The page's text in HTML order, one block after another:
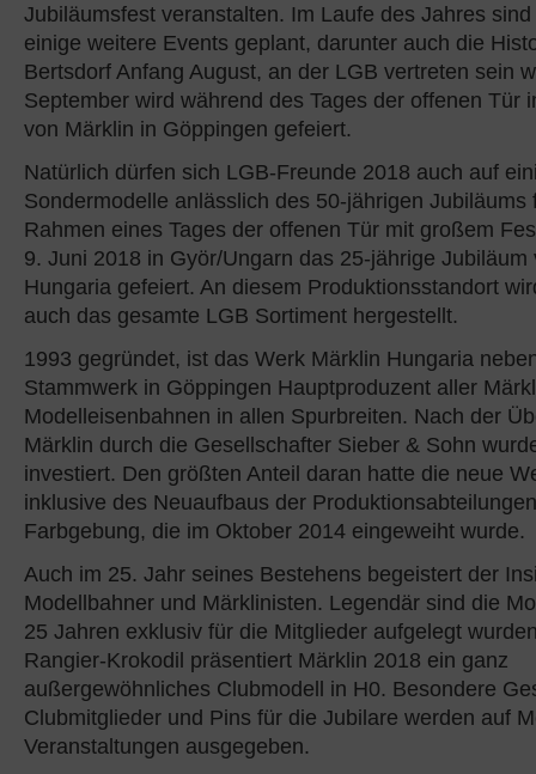
Jubiläumsfest veranstalten. Im Laufe des Jahres
einige weitere Events geplant, darunter auch die
Bertsdorf Anfang August, an der LGB vertreten sein
September wird während des Tages der offenen Tür
von Märklin in Göppingen gefeiert.
Natürlich dürfen sich LGB-Freunde 2018 auch auf
Sondermodelle anlässlich des 50-jährigen Jubiläums
Rahmen eines Tages der offenen Tür mit großem
9. Juni 2018 in Györ/Ungarn das 25-jährige Jubiläum
Hungaria gefeiert. An diesem Produktionsstandort
auch das gesamte LGB Sortiment hergestellt.
1993 gegründet, ist das Werk Märklin Hungaria
Stammwerk in Göppingen Hauptproduzent aller
Modelleisenbahnen in allen Spurbreiten. Nach der
Märklin durch die Gesellschafter Sieber & Sohn
investiert. Den größten Anteil daran hatte die neue
inklusive des Neuaufbaus der
Farbgebung, die im Oktober 2014 eingeweiht wurde.
Auch im 25. Jahr seines Bestehens begeistert der
Modellbahner und Märklinisten. Legendär sind die
25 Jahren exklusiv für die Mitglieder aufgelegt
Rangier-Krokodil präsentiert Märklin 2018 ein ganz
außergewöhnliches Clubmodell in H0. Besondere
Clubmitglieder und Pins für die Jubilare werden auf
Veranstaltungen ausgegeben.